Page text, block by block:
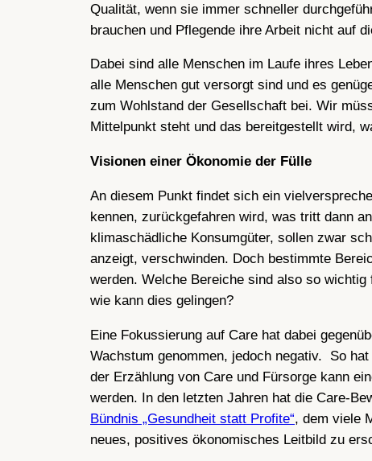
Qualität, wenn sie immer schneller
brauchen und Pflegende ihre Arbeit nicht auf
Dabei sind alle Menschen im Laufe ihres
alle Menschen gut versorgt sind und es
zum Wohlstand der Gesellschaft bei. Wir
Mittelpunkt steht und das bereitgestellt wird,
Visionen einer Ökonomie der Fülle
An diesem Punkt findet sich ein
kennen, zurückgefahren wird, was tritt dann
klimaschädliche Konsumgüter, sollen zwar
anzeigt, verschwinden. Doch bestimmte
werden. Welche Bereiche sind also so
wie kann dies gelingen?
Eine Fokussierung auf Care hat dabei
Wachstum genommen, jedoch negativ. So
der Erzählung von Care und Fürsorge kann
werden. In den letzten Jahren hat die Care-
Bündnis „Gesundheit statt Profite“, dem viele
neues, positives ökonomisches Leitbild zu